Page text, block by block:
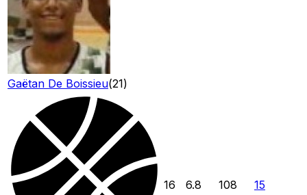
Gaëtan De Boissieu(21)
16 6.8 108 15